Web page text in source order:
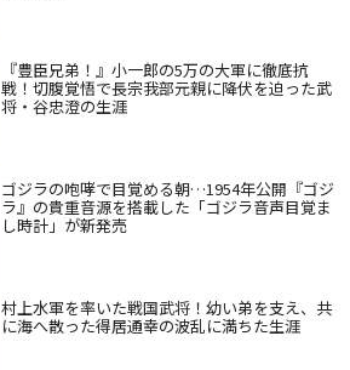
『豊臣兄弟！』小一郎の5万の大軍に徹底抗
戦！切腹覚悟で長宗我部元親に降伏を迫った武
将・谷忠澄の生涯
ゴジラの咆哮で目覚める朝…1954年公開『ゴジ
ラ』の貴重音源を搭載した「ゴジラ音声目覚ま
し時計」が新発売
村上水軍を率いた戦国武将！幼い弟を支え、共
に海へ散った得居通幸の波乱に満ちた生涯